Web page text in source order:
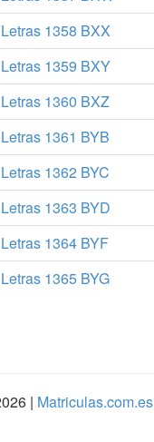
1358 BXX
1359 BXY
1360 BXZ
1361 BYB
1362 BYC
1363 BYD
1364 BYF
1365 BYG
| Matriculas.com.es